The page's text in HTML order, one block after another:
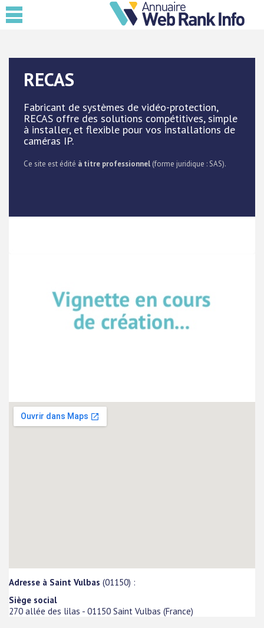
RECAS
Fabricant de systèmes de vidéo-protection,
RECAS offre des solutions compétitives, simple
à installer, et flexible pour vos installations de
caméras IP.
Ce site est édité à titre professionnel (forme juridique : SAS).
Adresse à Saint Vulbas (01150) :
Siège social
270 allée des lilas - 01150 Saint Vulbas (France)